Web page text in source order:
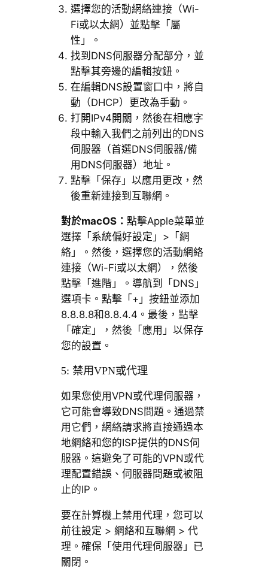
選擇您的活動網絡連接（Wi-
Fi或以太網）並點擊「屬
性」。
找到DNS伺服器分配部分，並
點擊其旁邊的編輯按鈕。
在編輯DNS設置窗口中，將自
動（DHCP）更改為手動。
打開IPv4開關，然後在相應字
段中輸入我們之前列出的DNS
伺服器（首選DNS伺服器/備
用DNS伺服器）地址。
點擊「保存」以應用更改，然
後重新連接到互聯網。
對於macOS： 點擊Apple菜單並
選擇「系統偏好設定」>「網
絡」。然後，選擇您的活動網絡
連接（Wi-Fi或以太網），然後
點擊「進階」。導航到「DNS」
選項卡。點擊「+」按鈕並添加
8.8.8.8和8.8.4.4。最後，點擊
「確定」，然後「應用」以保存
您的設置。
5: 禁用VPN或代理
如果您使用VPN或代理伺服器，
它可能會導致DNS問題。通過禁
用它們，網絡請求將直接通過本
地網絡和您的ISP提供的DNS伺
服器。這避免了可能的VPN或代
理配置錯誤、伺服器問題或被阻
止的IP。
要在計算機上禁用代理，您可以
前往設定 > 網絡和互聯網 > 代
理。確保「使用代理伺服器」已
關閉。